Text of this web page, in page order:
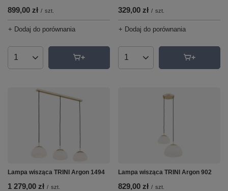
899,00 zł / szt.
+ Dodaj do porównania
Ilość produktów
329,00 zł / szt.
+ Dodaj do porównania
Ilość produktów
Lampa wisząca TRINI Argon 1494
1 279,00 zł / szt.
Lampa wisząca TRINI Argon 902
829,00 zł / szt.